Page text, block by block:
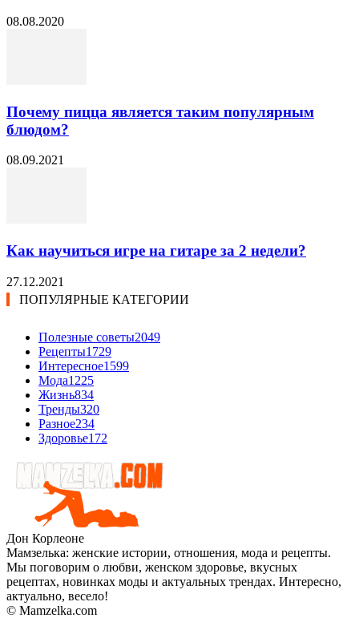
08.08.2020
Почему пицца является таким популярным
блюдом?
08.09.2021
Как научиться игре на гитаре за 2 недели?
27.12.2021
ПОПУЛЯРНЫЕ КАТЕГОРИИ
Полезные советы2049
Рецепты1729
Интересное1599
Мода1225
Жизнь834
Тренды320
Разное234
Здоровье172
Дон Корлеоне
Мамзелька: женские истории, отношения, мода и рецепты.
Мы поговорим о любви, женском здоровье, вкусных
рецептах, новинках моды и актуальных трендах. Интересно,
актуально, весело!
© Mamzelka.com